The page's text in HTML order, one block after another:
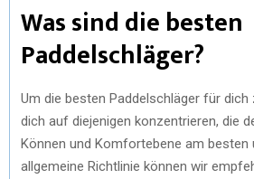
Was sind die besten
Paddelschläger?
Um die besten Paddelschläger für
dich auf diejenigen konzentrieren, die
Können und Komfortebene am besten
allgemeine Richtlinie können wir